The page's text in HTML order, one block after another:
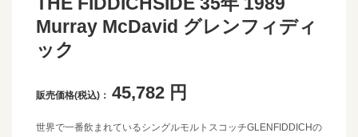
Murray McDavid グレンフィディ
ック
販売価格(税込)： 45,782 円
世界で一番飲まれているシングルモルトスコッチGLENFIDDICHの